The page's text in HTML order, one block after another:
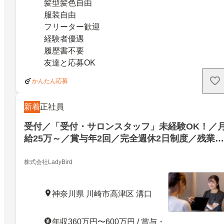
髪型髪色自由
服装自由
フリーター歓迎
経験者優遇
履歴書不要
友達と応募OK
かんたん応募
新着正社員
受付／「受付・サロンスタッフ」未経験OK！／
給25万～／賞与年2回／完全週休2日制度／残業ほ
株式会社LadyBird
神奈川県 川崎市高津区 溝口
年収360万円〜600万円 / 賞与・